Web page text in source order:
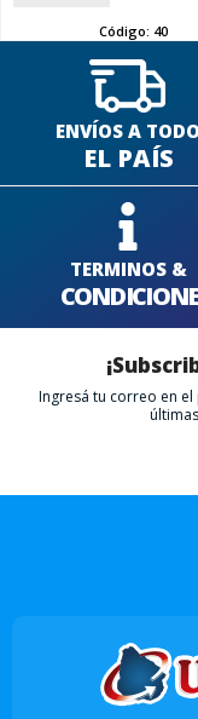
Código: 40
ENVÍOS A TODO
EL PAÍS
TERMINOS &
Ingresá tu correo en